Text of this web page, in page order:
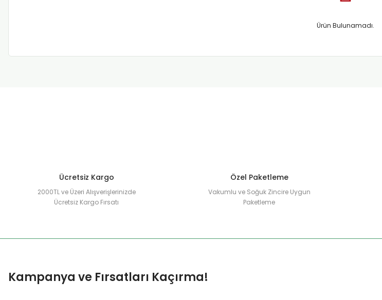
Ürün Bulunamadı.
Ücretsiz Kargo
2000TL ve Üzeri Alışverişlerinizde
Ücretsiz Kargo Fırsatı
Özel Paketleme
Vakumlu ve Soğuk Zincire Uygun
Paketleme
Kampanya ve Fırsatları Kaçırma!